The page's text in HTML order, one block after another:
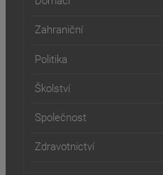
Zahraniční
Politika
Školství
Společnost
Zdravotnictví